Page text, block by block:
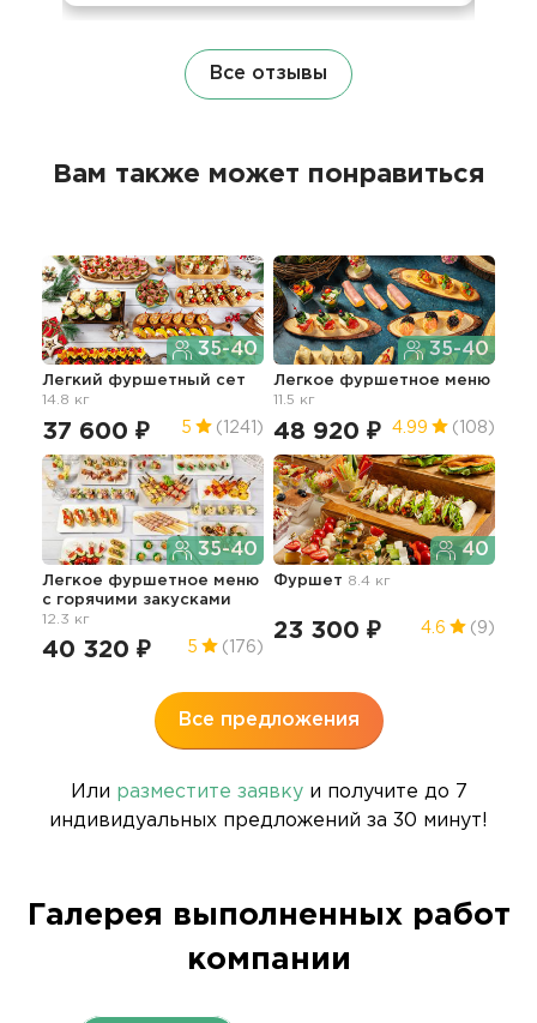
Все отзывы
Вам также может понравиться
35-40
Легкий фуршетный сет
14.8 кг
37 600 ₽ 5 (1241)
35-40
Легкое фуршетное меню
11.5 кг
48 920 ₽ 4.99 (108)
35-40
Легкое фуршетное меню
c горячими закусками
12.3 кг
40 320 ₽ 5 (176)
40
Фуршет 8.4 кг
23 300 ₽ 4.6 (9)
Все предложения
Или разместите заявкуи получите до 7
индивидуальных предложений за 30 минут!
Галерея выполненных работ
компании